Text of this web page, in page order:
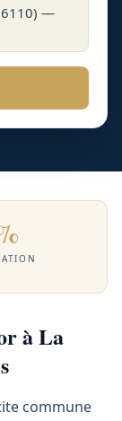
) —
à La
commune